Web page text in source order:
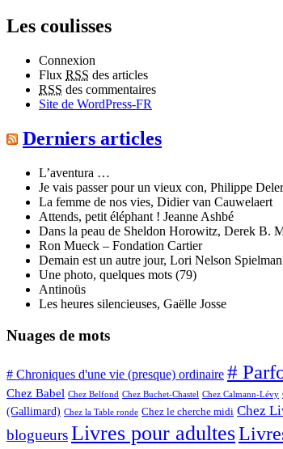
Les coulisses
Connexion
Flux RSS des articles
RSS des commentaires
Site de WordPress-FR
Derniers articles
L’aventura …
Je vais passer pour un vieux con, Philippe
La femme de nos vies, Didier van Cauwelaert
Attends, petit éléphant ! Jeanne Ashbé
Dans la peau de Sheldon Horowitz, Derek B.
Ron Mueck – Fondation Cartier
Demain est un autre jour, Lori Nelson Spielman
Une photo, quelques mots (79)
Antinoüs
Les heures silencieuses, Gaëlle Josse
Nuages de mots
# Chroniques d'une vie (presque) ordinaire #
Chez Babel Chez Belfond Chez Buchet-Chastel Chez Calmann-Lévy
(Gallimard) Chez la Table ronde Chez le cherche midi Chez
blogueursLivres pour adultes